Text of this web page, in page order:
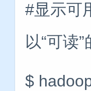
#显示可
以“可读
$